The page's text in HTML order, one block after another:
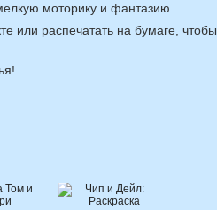
моторику и фантазию.
или распечатать на бумаге, чтобы